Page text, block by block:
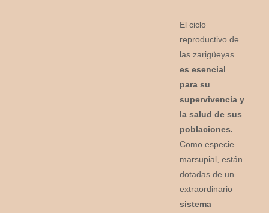
El ciclo
reproductivo de
las zarigüeyas
es esencial
para su
supervivencia y
la salud de sus
poblaciones.
Como especie
marsupial, están
dotadas de un
extraordinario
sistema